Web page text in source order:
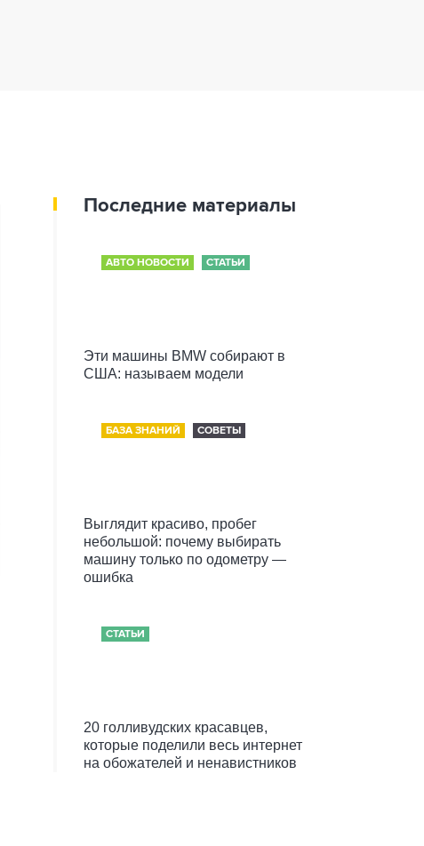
Последние материалы
АВТО НОВОСТИ СТАТЬИ
Эти машины BMW собирают в
США: называем модели
БАЗА ЗНАНИЙ СОВЕТЫ
Выглядит красиво, пробег
небольшой: почему выбирать
машину только по одометру —
ошибка
СТАТЬИ
20 голливудских красавцев,
которые поделили весь интернет
на обожателей и ненавистников